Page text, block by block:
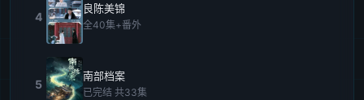
4
良陈美锦
全40集+番外
5
南部档案
已完结 共33集